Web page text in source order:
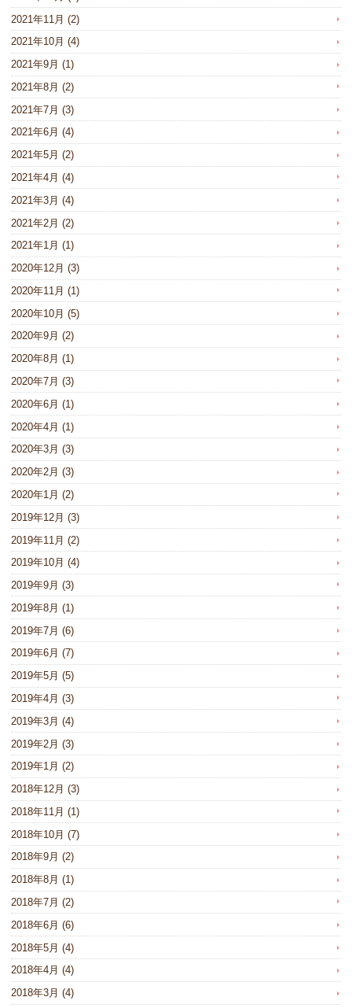
2021年11月 (2)
2021年10月 (4)
2021年9月 (1)
2021年8月 (2)
2021年7月 (3)
2021年6月 (4)
2021年5月 (2)
2021年4月 (4)
2021年3月 (4)
2021年2月 (2)
2021年1月 (1)
2020年12月 (3)
2020年11月 (1)
2020年10月 (5)
2020年9月 (2)
2020年8月 (1)
2020年7月 (3)
2020年6月 (1)
2020年4月 (1)
2020年3月 (3)
2020年2月 (3)
2020年1月 (2)
2019年12月 (3)
2019年11月 (2)
2019年10月 (4)
2019年9月 (3)
2019年8月 (1)
2019年7月 (6)
2019年6月 (7)
2019年5月 (5)
2019年4月 (3)
2019年3月 (4)
2019年2月 (3)
2019年1月 (2)
2018年12月 (3)
2018年11月 (1)
2018年10月 (7)
2018年9月 (2)
2018年8月 (1)
2018年7月 (2)
2018年6月 (6)
2018年5月 (4)
2018年4月 (4)
2018年3月 (4)